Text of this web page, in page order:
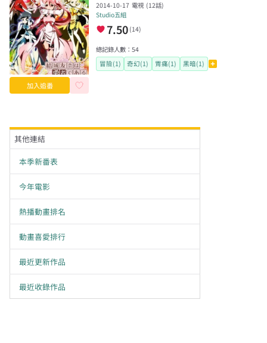
加入追番
2014-10-17 電視 (12話)
Studio五組
7.50 (14)
總記錄人數：54
冒險(1)
奇幻(1) 胃痛(1) 黑暗(1)
其他連結
本季新番表
今年電影
熱播動畫排名
動畫喜愛排行
最近更新作品
最近收錄作品